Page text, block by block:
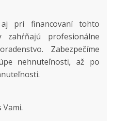
pri financovaní tohto
zahŕňajú profesionálne
Zabezpečíme
nehnuteľnosti, až po